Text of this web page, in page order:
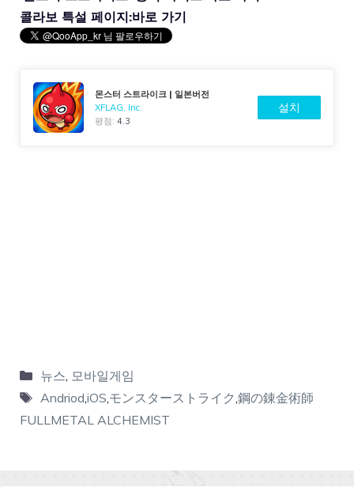
콜라보 특설 페이지:바로 가기
몬스터 스트라이크 | 일본버전
XFLAG, Inc.
평점:4.3
설치
뉴스, 모바일게임
Andriod,iOS,モンスターストライク,鋼の錬金術師
FULLMETAL ALCHEMIST